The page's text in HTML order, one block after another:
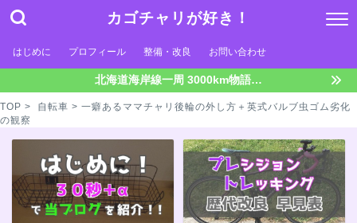
カゴチャリが好き！
はじめに プロフィール 整備・改良 お問い合わせ
北海道海岸線一周 3000km物語…
TOP > 自転車 > 一癖あるママチャリ後輪の外し方＋英式バルブ虫ゴム劣化
の観察